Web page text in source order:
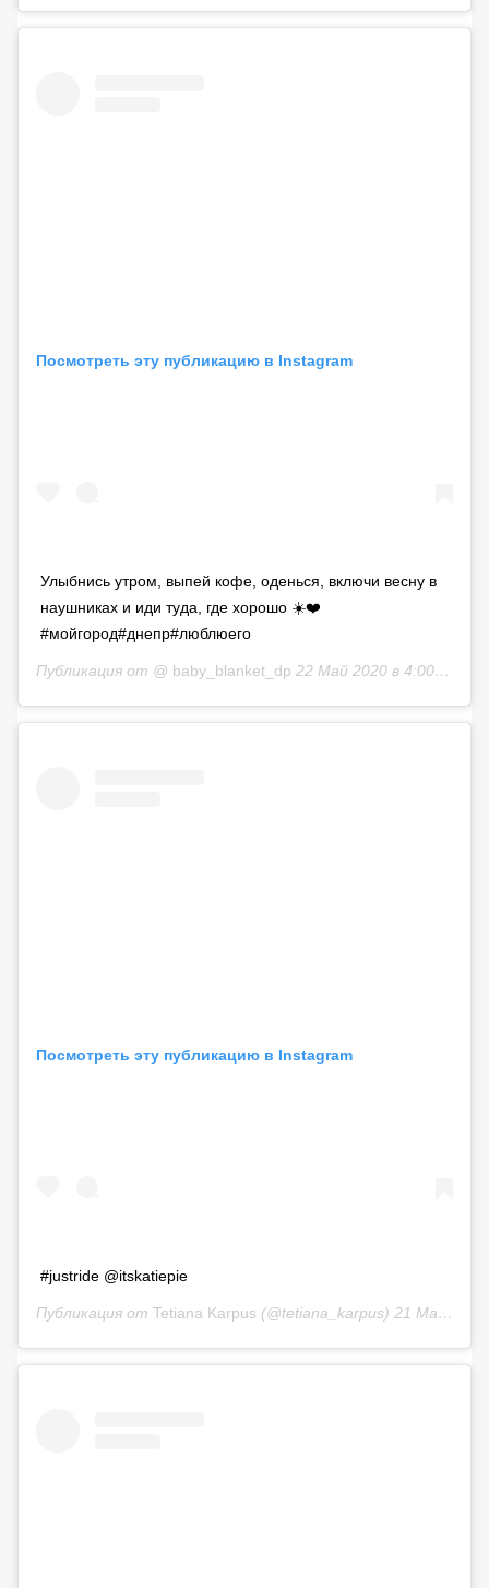
Посмотреть эту публикацию в Instagram
Улыбнись утром, выпей кофе, оденься, включи весну в
наушниках и иди туда, где хорошо ☀️❤️
#мойгород#днепр#люблюего
Публикация от @ baby_blanket_dp 22 Май 2020 в 4:00 PDT
Посмотреть эту публикацию в Instagram
#justride @itskatiepie
Публикация от Tetiana Karpus (@tetiana_karpus) 21 Май 2020 в 1:31 PDT